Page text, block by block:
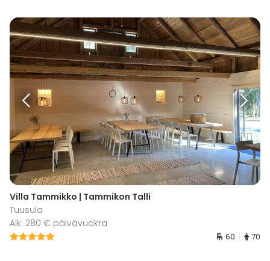
Villa Tammikko | Tammikon Talli
Tuusula
Alk. 280 € päivävuokra
60 70